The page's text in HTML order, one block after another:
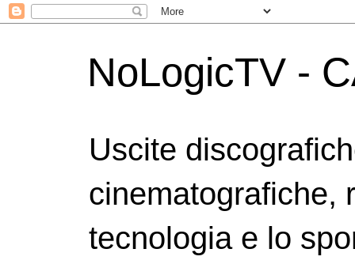
NoLogicTV -
Uscite
cinematografiche,
tecnologia e lo